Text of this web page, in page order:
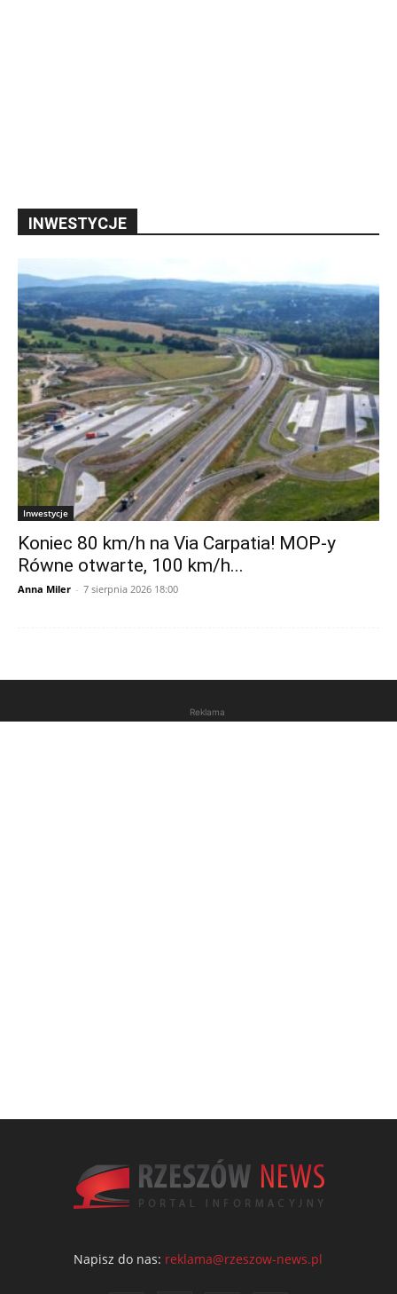
INWESTYCJE
Inwestycje
Koniec 80 km/h na Via Carpatia! MOP-y
Równe otwarte, 100 km/h...
Anna Miler - 7 sierpnia 2026 18:00
Reklama
Napisz do nas: reklama@rzeszow-news.pl